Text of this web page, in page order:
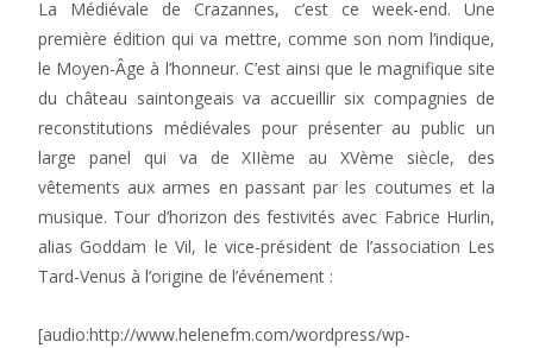
La Médiévale de Crazannes, c’est ce week-end. Une
première édition qui va mettre, comme son nom l’indique,
le Moyen-Âge à l’honneur. C’est ainsi que le magnifique site
du château saintongeais va accueillir six compagnies de
reconstitutions médiévales pour présenter au public un
large panel qui va de XIIème au XVème siècle, des
vêtements aux armes en passant par les coutumes et la
musique. Tour d’horizon des festivités avec Fabrice Hurlin,
alias Goddam le Vil, le vice-président de l’association Les
Tard-Venus à l’origine de l’événement :
[audio:http://www.helenefm.com/wordpress/wp-